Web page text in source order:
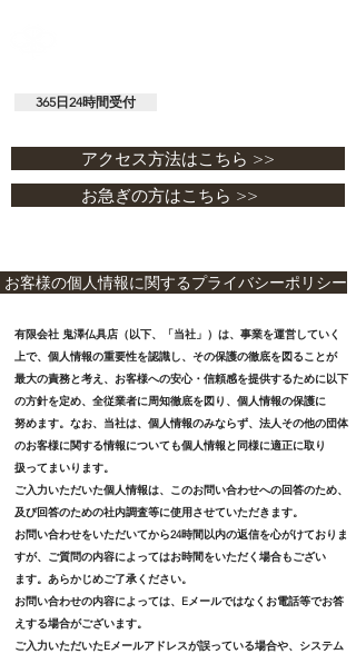
365日24時間受付
アクセス方法はこちら >>
お急ぎの方はこちら >>
客様の個人情報に関するプライバシーポリシー
有限会社 鬼澤仏具店（以下、「当社」）は、事業を運営していく
上で、個人情報の重要性を認識し、その保護の徹底を図ることが
最大の責務と考え、お客様への安心・信頼感を提供するために以下
の方針を定め、全従業者に周知徹底を図り、個人情報の保護に
努めます。なお、当社は、個人情報のみならず、法人その他の団体
のお客様に関する情報についても個人情報と同様に適正に取り
扱ってまいります。
ご入力いただいた個人情報は、このお問い合わせへの回答のため、
及び回答のための社内調査等に使用させていただきます。
お問い合わせをいただいてから24時間以内の返信を心がけておりま
すが、ご質問の内容によってはお時間をいただく場合もござい
ます。あらかじめご了承ください。
お問い合わせの内容によっては、Eメールではなくお電話等でお答
えする場合がございます。
ご入力いただいたEメールアドレスが誤っている場合や、システム